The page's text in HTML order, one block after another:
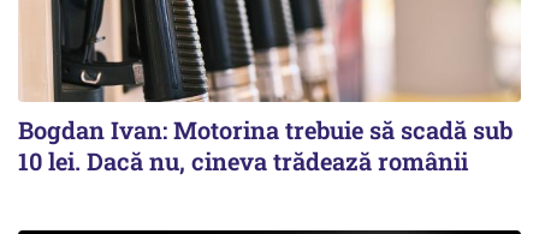
Bogdan Ivan: Motorina trebuie să scadă sub
10 lei. Dacă nu, cineva trădează românii